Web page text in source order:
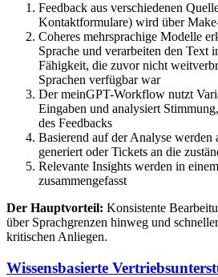
Feedback aus verschiedenen
Kontaktformulare) wird über
Coheres mehrsprachige Modelle
Sprache und verarbeiten den Text
Fähigkeit, die zuvor nicht
Sprachen verfügbar war
Der meinGPT-Workflow nutzt
Eingaben und analysiert
des Feedbacks
Basierend auf der Analyse werden
generiert oder Tickets an die
Relevante Insights werden in
zusammengefasst
Der Hauptvorteil: Konsistente
über Sprachgrenzen hinweg und
kritischen Anliegen.
Wissensbasierte